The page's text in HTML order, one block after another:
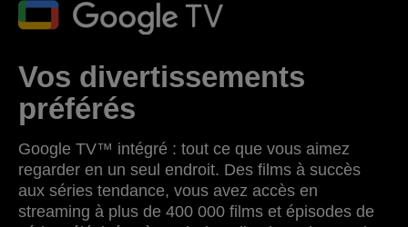
Vos divertissements
préférés
Google TV™ intégré : tout ce que vous aimez
regarder en un seul endroit. Des films à succès
aux séries tendance, vous avez accès en
streaming à plus de 400 000 films et épisodes de